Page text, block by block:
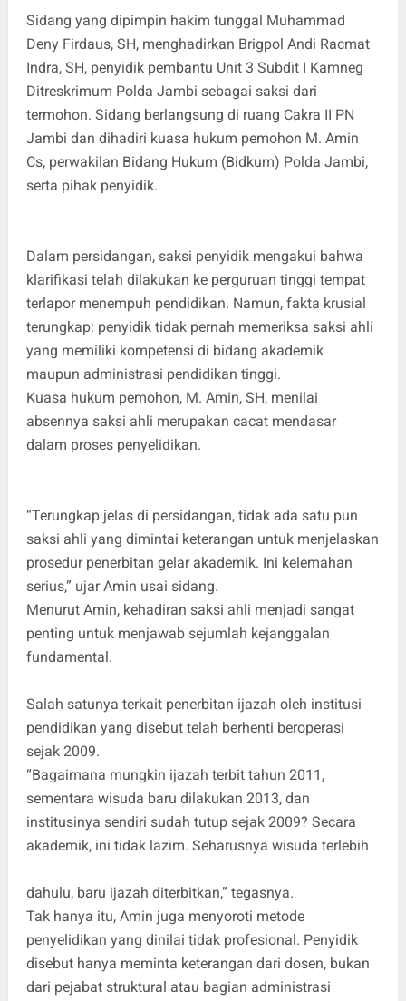
Sidang yang dipimpin hakim tunggal Muhammad
Deny Firdaus, SH, menghadirkan Brigpol Andi Racmat
Indra, SH, penyidik pembantu Unit 3 Subdit I Kamneg
Ditreskrimum Polda Jambi sebagai saksi dari
termohon. Sidang berlangsung di ruang Cakra II PN
Jambi dan dihadiri kuasa hukum pemohon M. Amin
Cs, perwakilan Bidang Hukum (Bidkum) Polda Jambi,
serta pihak penyidik.
Dalam persidangan, saksi penyidik mengakui bahwa
klarifikasi telah dilakukan ke perguruan tinggi tempat
terlapor menempuh pendidikan. Namun, fakta krusial
terungkap: penyidik tidak pernah memeriksa saksi ahli
yang memiliki kompetensi di bidang akademik
maupun administrasi pendidikan tinggi.
Kuasa hukum pemohon, M. Amin, SH, menilai
absennya saksi ahli merupakan cacat mendasar
dalam proses penyelidikan.
“Terungkap jelas di persidangan, tidak ada satu pun
saksi ahli yang dimintai keterangan untuk menjelaskan
prosedur penerbitan gelar akademik. Ini kelemahan
serius,” ujar Amin usai sidang.
Menurut Amin, kehadiran saksi ahli menjadi sangat
penting untuk menjawab sejumlah kejanggalan
fundamental.
Salah satunya terkait penerbitan ijazah oleh institusi
pendidikan yang disebut telah berhenti beroperasi
sejak 2009.
“Bagaimana mungkin ijazah terbit tahun 2011,
sementara wisuda baru dilakukan 2013, dan
institusinya sendiri sudah tutup sejak 2009? Secara
akademik, ini tidak lazim. Seharusnya wisuda terlebih
dahulu, baru ijazah diterbitkan,” tegasnya.
Tak hanya itu, Amin juga menyoroti metode
penyelidikan yang dinilai tidak profesional. Penyidik
disebut hanya meminta keterangan dari dosen, bukan
dari pejabat struktural atau bagian administrasi